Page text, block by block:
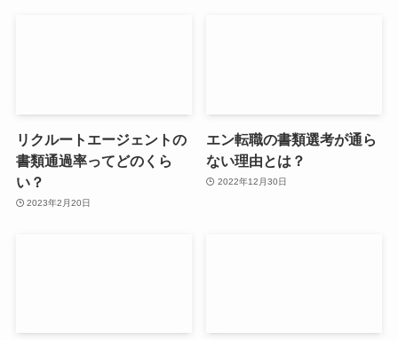
リクルートエージェントの
書類通過率ってどのくら
い？
2023年2月20日
エン転職の書類選考が通ら
ない理由とは？
2022年12月30日